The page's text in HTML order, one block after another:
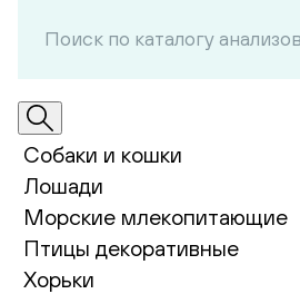
Собаки и кошки
Лошади
Морские млекопитающие
Птицы декоративные
Хорьки